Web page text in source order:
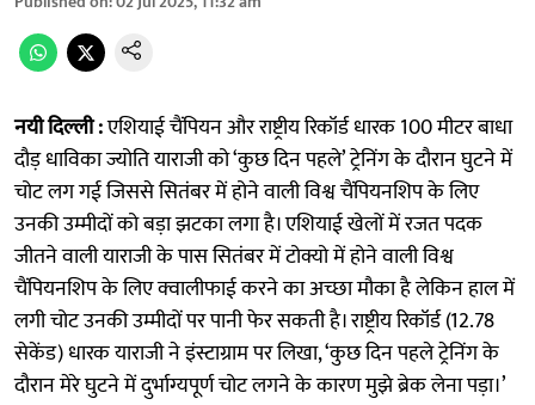
नयी दिल्ली :एशियाई चैंपियन और राष्ट्रीय रिकॉर्ड धारक 100 मीटर बाधा
दौड़ धाविका ज्योति याराजी को ‘कुछ दिन पहले’ ट्रेनिंग के दौरान घुटने में
चोट लग गई जिससे सितंबर में होने वाली विश्व चैंपियनशिप के लिए
उनकी उम्मीदों को बड़ा झटका लगा है। एशियाई खेलों में रजत पदक
जीतने वाली याराजी के पास सितंबर में टोक्यो में होने वाली विश्व
चैंपियनशिप के लिए क्वालीफाई करने का अच्छा मौका है लेकिन हाल में
लगी चोट उनकी उम्मीदों पर पानी फेर सकती है। राष्ट्रीय रिकॉर्ड (12.78
सेकेंड) धारक याराजी ने इंस्टाग्राम पर लिखा, ‘कुछ दिन पहले ट्रेनिंग के
दौरान मेरे घुटने में दुर्भाग्यपूर्ण चोट लगने के कारण मुझे ब्रेक लेना पड़ा।’